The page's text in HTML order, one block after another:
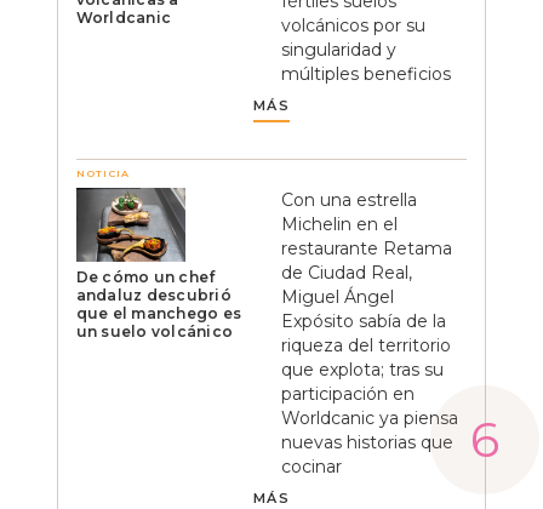
Worldcanic
volcánicos por su
singularidad y
múltiples beneficios
MÁS
NOTICIA
De cómo un chef
andaluz descubrió
que el manchego es
un suelo volcánico
Con una estrella
Michelin en el
restaurante Retama
de Ciudad Real,
Miguel Ángel
Expósito sabía de la
riqueza del territorio
que explota; tras su
participación en
Worldcanic ya piensa
nuevas historias que
cocinar
MÁS